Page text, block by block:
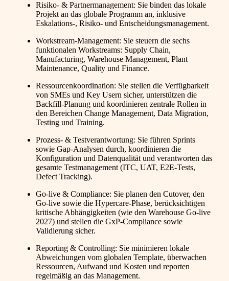
Risiko- & Partnermanagement: Sie binden das lokale
Projekt an das globale Programm an, inklusive
Eskalations-, Risiko- und Entscheidungsmanagement.
Workstream-Management: Sie steuern die sechs
funktionalen Workstreams: Supply Chain,
Manufacturing, Warehouse Management, Plant
Maintenance, Quality und Finance.
Ressourcenkoordination: Sie stellen die Verfügbarkeit
von SMEs und Key Usern sicher, unterstützen die
Backfill-Planung und koordinieren zentrale Rollen in
den Bereichen Change Management, Data Migration,
Testing und Training.
Prozess- & Testverantwortung: Sie führen Sprints
sowie Gap-Analysen durch, koordinieren die
Konfiguration und Datenqualität und verantworten das
gesamte Testmanagement (ITC, UAT, E2E-Tests,
Defect Tracking).
Go-live & Compliance: Sie planen den Cutover, den
Go-live sowie die Hypercare-Phase, berücksichtigen
kritische Abhängigkeiten (wie den Warehouse Go-live
2027) und stellen die GxP-Compliance sowie
Validierung sicher.
Reporting & Controlling: Sie minimieren lokale
Abweichungen vom globalen Template, überwachen
Ressourcen, Aufwand und Kosten und reporten
regelmäßig an das Management.